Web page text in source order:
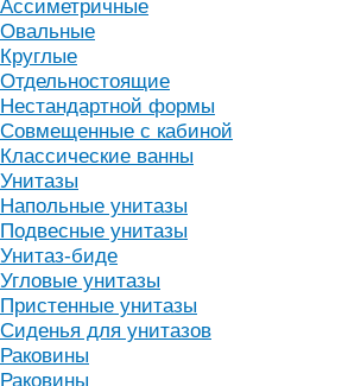
Ассиметричные
Овальные
Круглые
Отдельностоящие
Нестандартной формы
Совмещенные с кабиной
Классические ванны
Унитазы
Напольные унитазы
Подвесные унитазы
Унитаз-биде
Угловые унитазы
Пристенные унитазы
Сиденья для унитазов
Раковины
Раковины